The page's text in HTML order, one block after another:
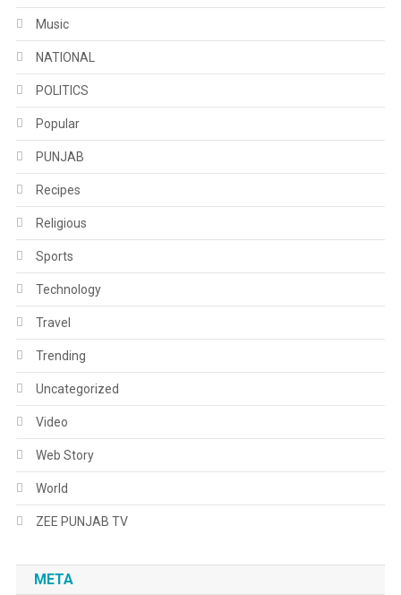
Music
NATIONAL
POLITICS
Popular
PUNJAB
Recipes
Religious
Sports
Technology
Travel
Trending
Uncategorized
Video
Web Story
World
ZEE PUNJAB TV
META